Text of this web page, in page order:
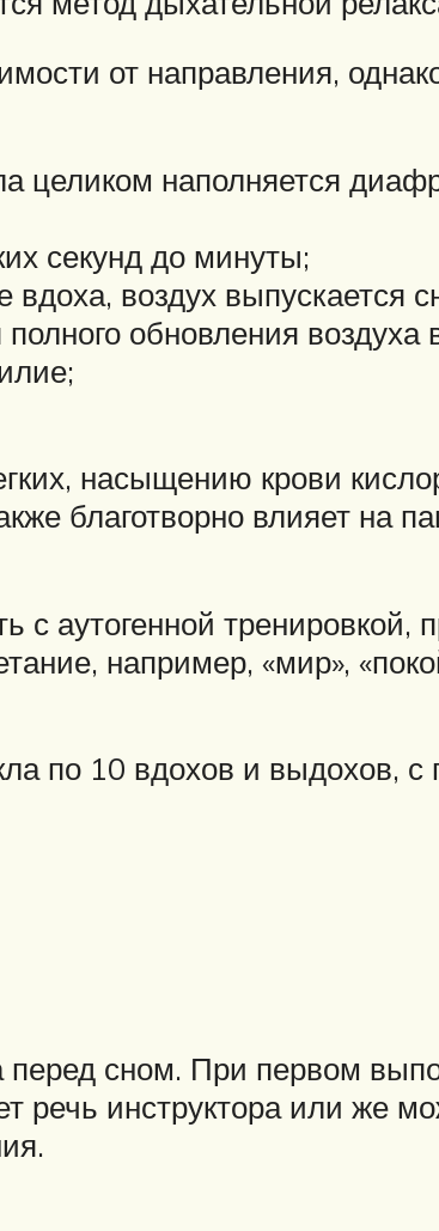
от направления,
целиком наполняется
секунд до минуты;
воздух выпускается
обновления воздуха
насыщению крови
благотворно влияет на
с аутогенной тренировкой,
например, «мир»,
по 10 вдохов и выдохов,
сном. При первом
речь инструктора или же